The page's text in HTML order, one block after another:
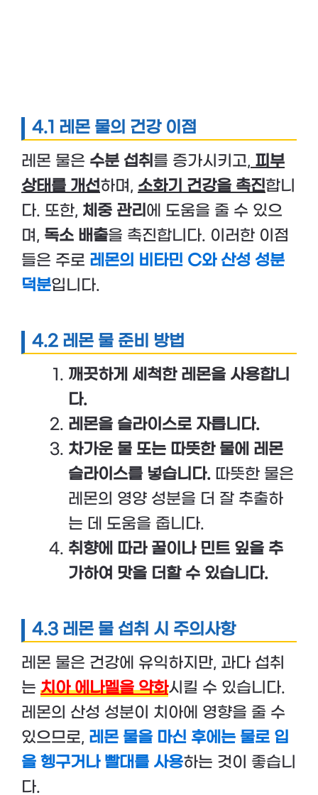
4.1 레몬 물의 건강 이점
레몬 물은 수분 섭취 를 증가시키고, 피부
상태를 개선하며, 소화기 건강을 촉진합니
다. 또한, 체중 관리 에 도움을 줄 수 있으
며, 독소 배출을 촉진합니다. 이러한 이점
들은 주로 레몬의 비타민 C와 산성 성분
덕분입니다.
4.2 레몬 물 준비 방법
깨끗하게 세척한 레몬을 사용합니
다.
레몬을 슬라이스로 자릅니다.
차가운 물 또는 따뜻한 물에 레몬
슬라이스를 넣습니다. 따뜻한 물은
레몬의 영양 성분을 더 잘 추출하
는 데 도움을 줍니다.
취향에 따라 꿀이나 민트 잎을 추
가하여 맛을 더할 수 있습니다.
4.3 레몬 물 섭취 시 주의사항
레몬 물은 건강에 유익하지만, 과다 섭취
는 치아 에나멜을 약화시킬 수 있습니다.
레몬의 산성 성분이 치아에 영향을 줄 수
있으므로, 레몬 물을 마신 후에는 물로 입
을 헹구거나 빨대를 사용하는 것이 좋습니
다.